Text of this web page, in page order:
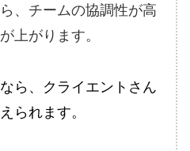
、チームの協調性が高
上がります。
ら、クライエントさん
られます。